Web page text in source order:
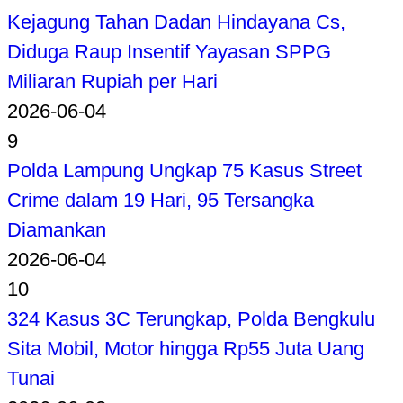
Kejagung Tahan Dadan Hindayana Cs,
Diduga Raup Insentif Yayasan SPPG
Miliaran Rupiah per Hari
2026-06-04
9
Polda Lampung Ungkap 75 Kasus Street
Crime dalam 19 Hari, 95 Tersangka
Diamankan
2026-06-04
10
324 Kasus 3C Terungkap, Polda Bengkulu
Sita Mobil, Motor hingga Rp55 Juta Uang
Tunai